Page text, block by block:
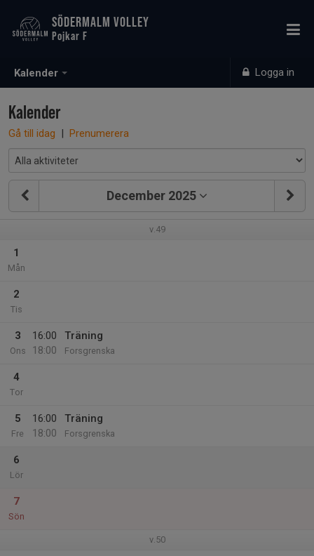
Kalender Logga in
SÖDERMALM VOLLEY
Pojkar F
Kalender
Gå till idag | Prenumerera
December 2025
v.49
1
Mån
2
Tis
3
Ons
16:00
18:00
Träning
Forsgrenska
4
Tor
5
Fre
16:00
18:00
Träning
Forsgrenska
6
Lör
7
Sön
v.50